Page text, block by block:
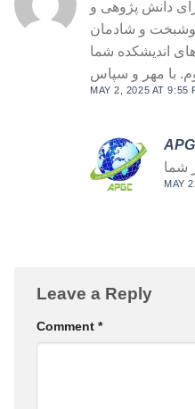
دانش پژوهی و
خوشبخت و شادمان
اندیشکده شما
با مهر و سپاس
MAY 2, 2025 AT 9:55
شما
MAY
Leave a Reply
Comment *